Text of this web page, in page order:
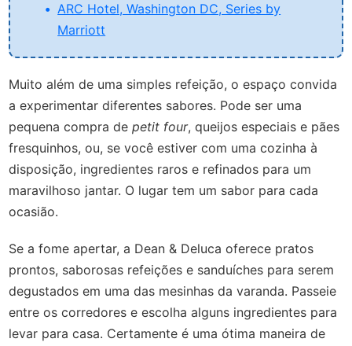
ARC Hotel, Washington DC, Series by
Marriott
Muito além de uma simples refeição, o espaço convida
a experimentar diferentes sabores. Pode ser uma
pequena compra depetit four, queijos especiais e pães
fresquinhos, ou, se você estiver com uma cozinha à
disposição, ingredientes raros e refinados para um
maravilhoso jantar. O lugar tem um sabor para cada
ocasião.
Se a fome apertar, a Dean & Deluca oferece pratos
prontos, saborosas refeições e sanduíches para serem
degustados em uma das mesinhas da varanda. Passeie
entre os corredores e escolha alguns ingredientes para
levar para casa. Certamente é uma ótima maneira de